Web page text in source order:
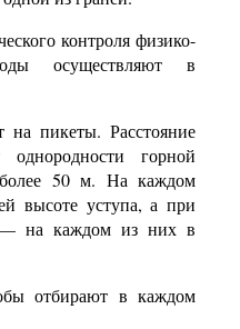
контроля физико-
осуществляют в
на пикеты. Расстояние
горной
50м. На каждом
высоте уступа, а при
на каждом из них в
отбирают в каждом